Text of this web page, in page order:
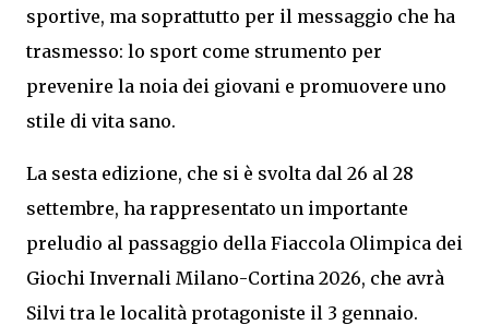
sportive, ma soprattutto per il messaggio che ha
trasmesso: lo sport come strumento per
prevenire la noia dei giovani e promuovere uno
stile di vita sano.
La sesta edizione, che si è svolta dal 26 al 28
settembre, ha rappresentato un importante
preludio al passaggio della Fiaccola Olimpica dei
Giochi Invernali Milano-Cortina 2026, che avrà
Silvi tra le località protagoniste il 3 gennaio.